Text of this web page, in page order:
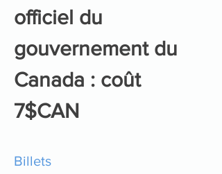
officiel du
gouvernement du
Canada : coût
7$CAN
Billets